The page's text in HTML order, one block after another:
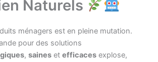
Naturels
ménagers est en pleine mutation.
pour des solutions
, saines et efficaces explose,